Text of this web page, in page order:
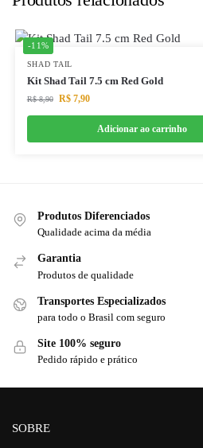
-11%
SHAD TAIL
Kit Shad Tail 7.5 cm Red Gold
R$8,90 R$7,90
Adicionar ao carrinho
Produtos Diferenciados
Qualidade acima da média
Garantia
Produtos de qualidade
Transportes Especializados
para todo o Brasil com seguro
Site 100% seguro
Pedido rápido e prático
SOBRE